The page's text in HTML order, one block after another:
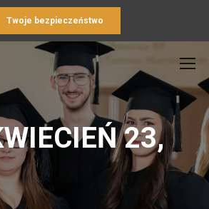
Twoje bezpieczeństwo
23,